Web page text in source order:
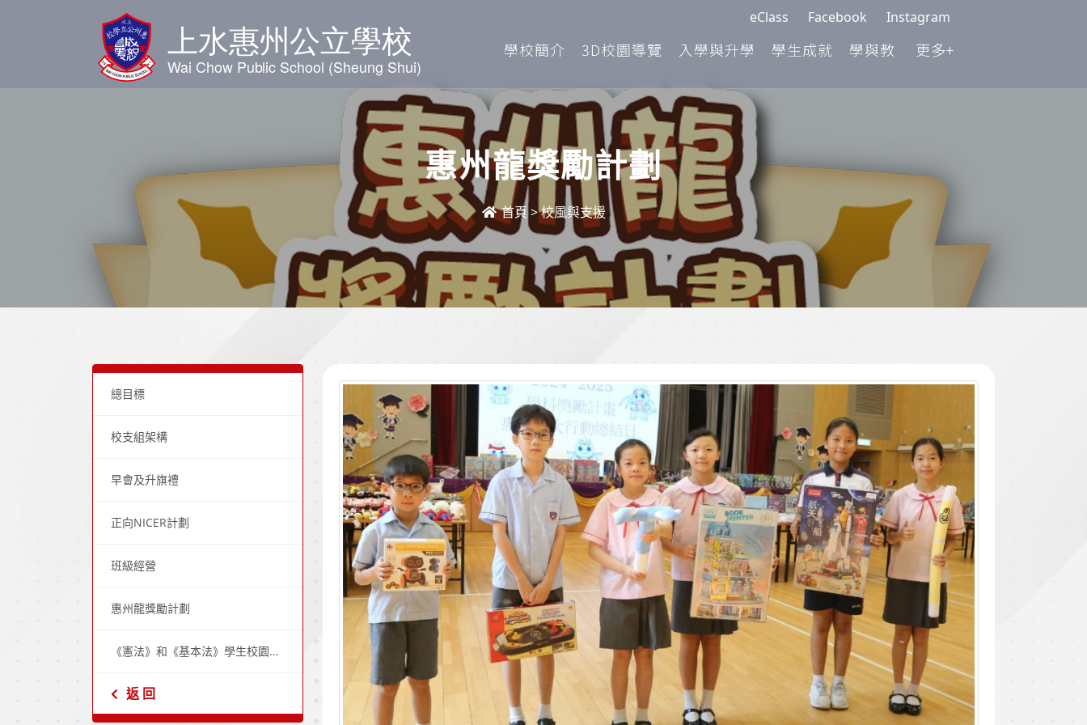
eClass Facebook Instagram
學校簡介 3D校園導覽 入學與升學 學生成就 學與教 更多+
惠州龍獎勵計劃
首頁 >校風與支援
總目標
校支組架構
早會及升旗禮
正向NICER計劃
班級經營
惠州龍獎勵計劃
《憲法》和《基本法》學生校園大使培訓計劃（國事大使）
返 回